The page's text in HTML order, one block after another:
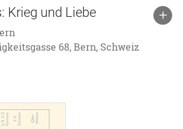
Krieg und Liebe
68, Bern, Schweiz